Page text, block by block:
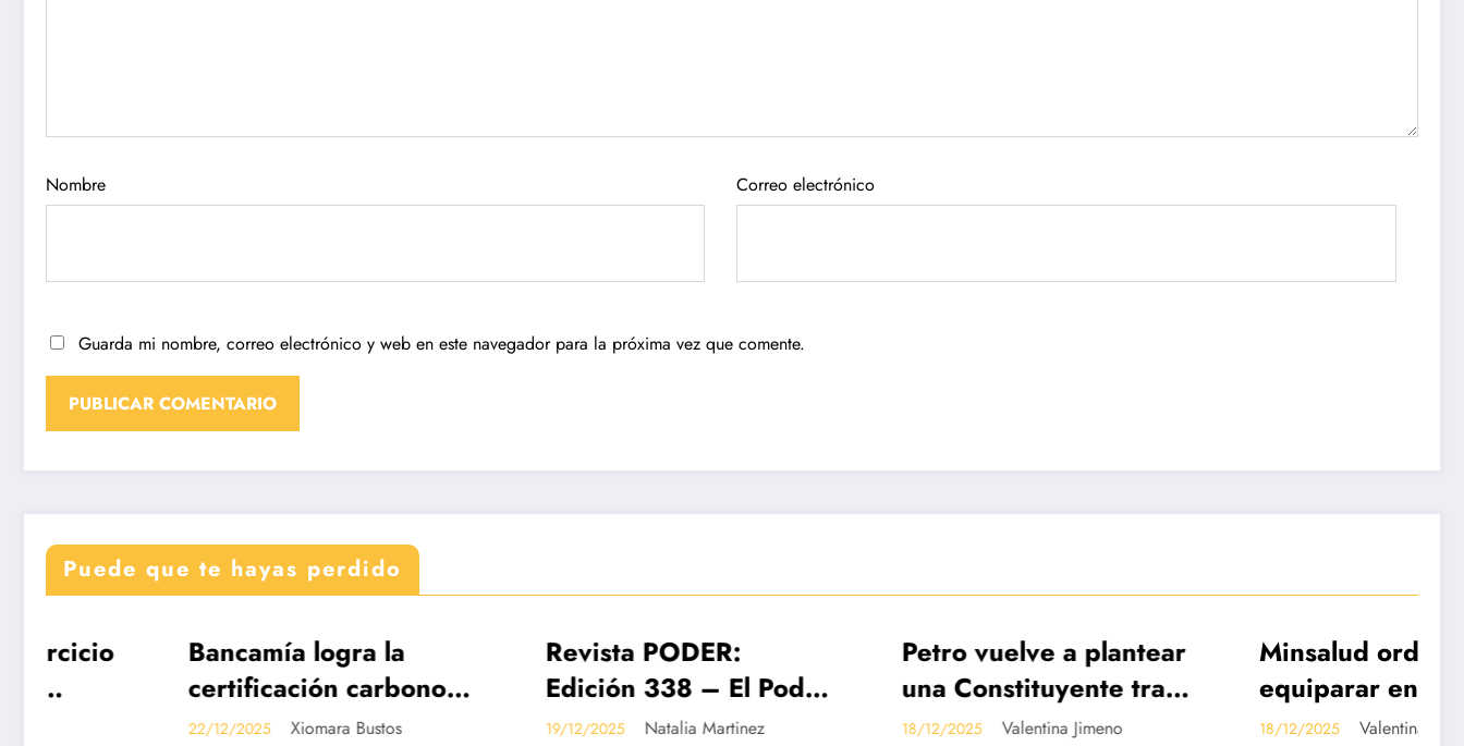
Nombre Correo electrónico
Guarda mi nombre, correo electrónico y web en este navegador para la próxima vez que comente.
Puede que te hayas perdido
DESTACADAS
Bancamía logra la
certificación carbono
neutralidad, bajo la
Xiomara Bustos
IMPRESO
Revista PODER:
Edición 338 – El Poder
de Colombia en
Natalia Martinez
Petro vuelve a plantear
una Constituyente tras
archivo de la reforma a
Valentina Jimeno
DESTACADAS
Minsalud ordena
equiparar en un 95%
la UPC del régimen
Valentina Jimeno